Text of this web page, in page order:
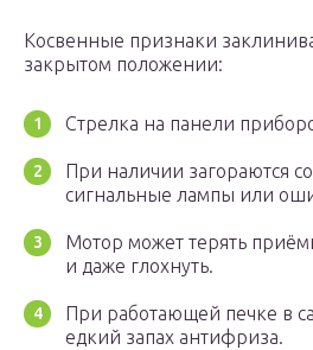
Косвенные признаки
закрытом положении:
Стрелка на панели
При наличии загораются
сигнальные лампы или
Мотор может терять
и даже глохнуть.
При работающей печке в
едкий запах антифриза.